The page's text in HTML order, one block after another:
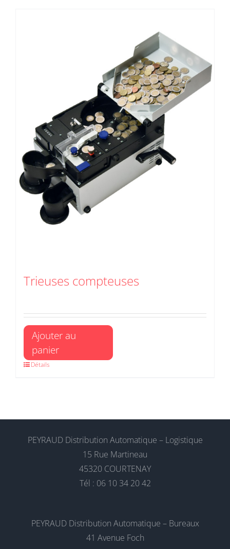
Trieuses compteuses
Ajouter au
panier
Détails
PEYRAUD Distribution Automatique – Logistique
15 Rue Martineau
45320 COURTENAY
Tél : 06 10 34 20 42
PEYRAUD Distribution Automatique – Bureaux
41 Avenue Foch